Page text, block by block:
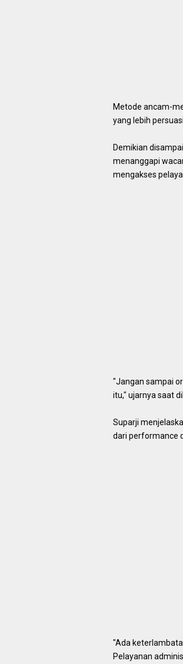
Metode ancam-
yang lebih
Demikian
menanggapi
mengakses
"Jangan sampai
itu," ujarnya saat
Suparji
dari performance
"Ada
Pelayanan